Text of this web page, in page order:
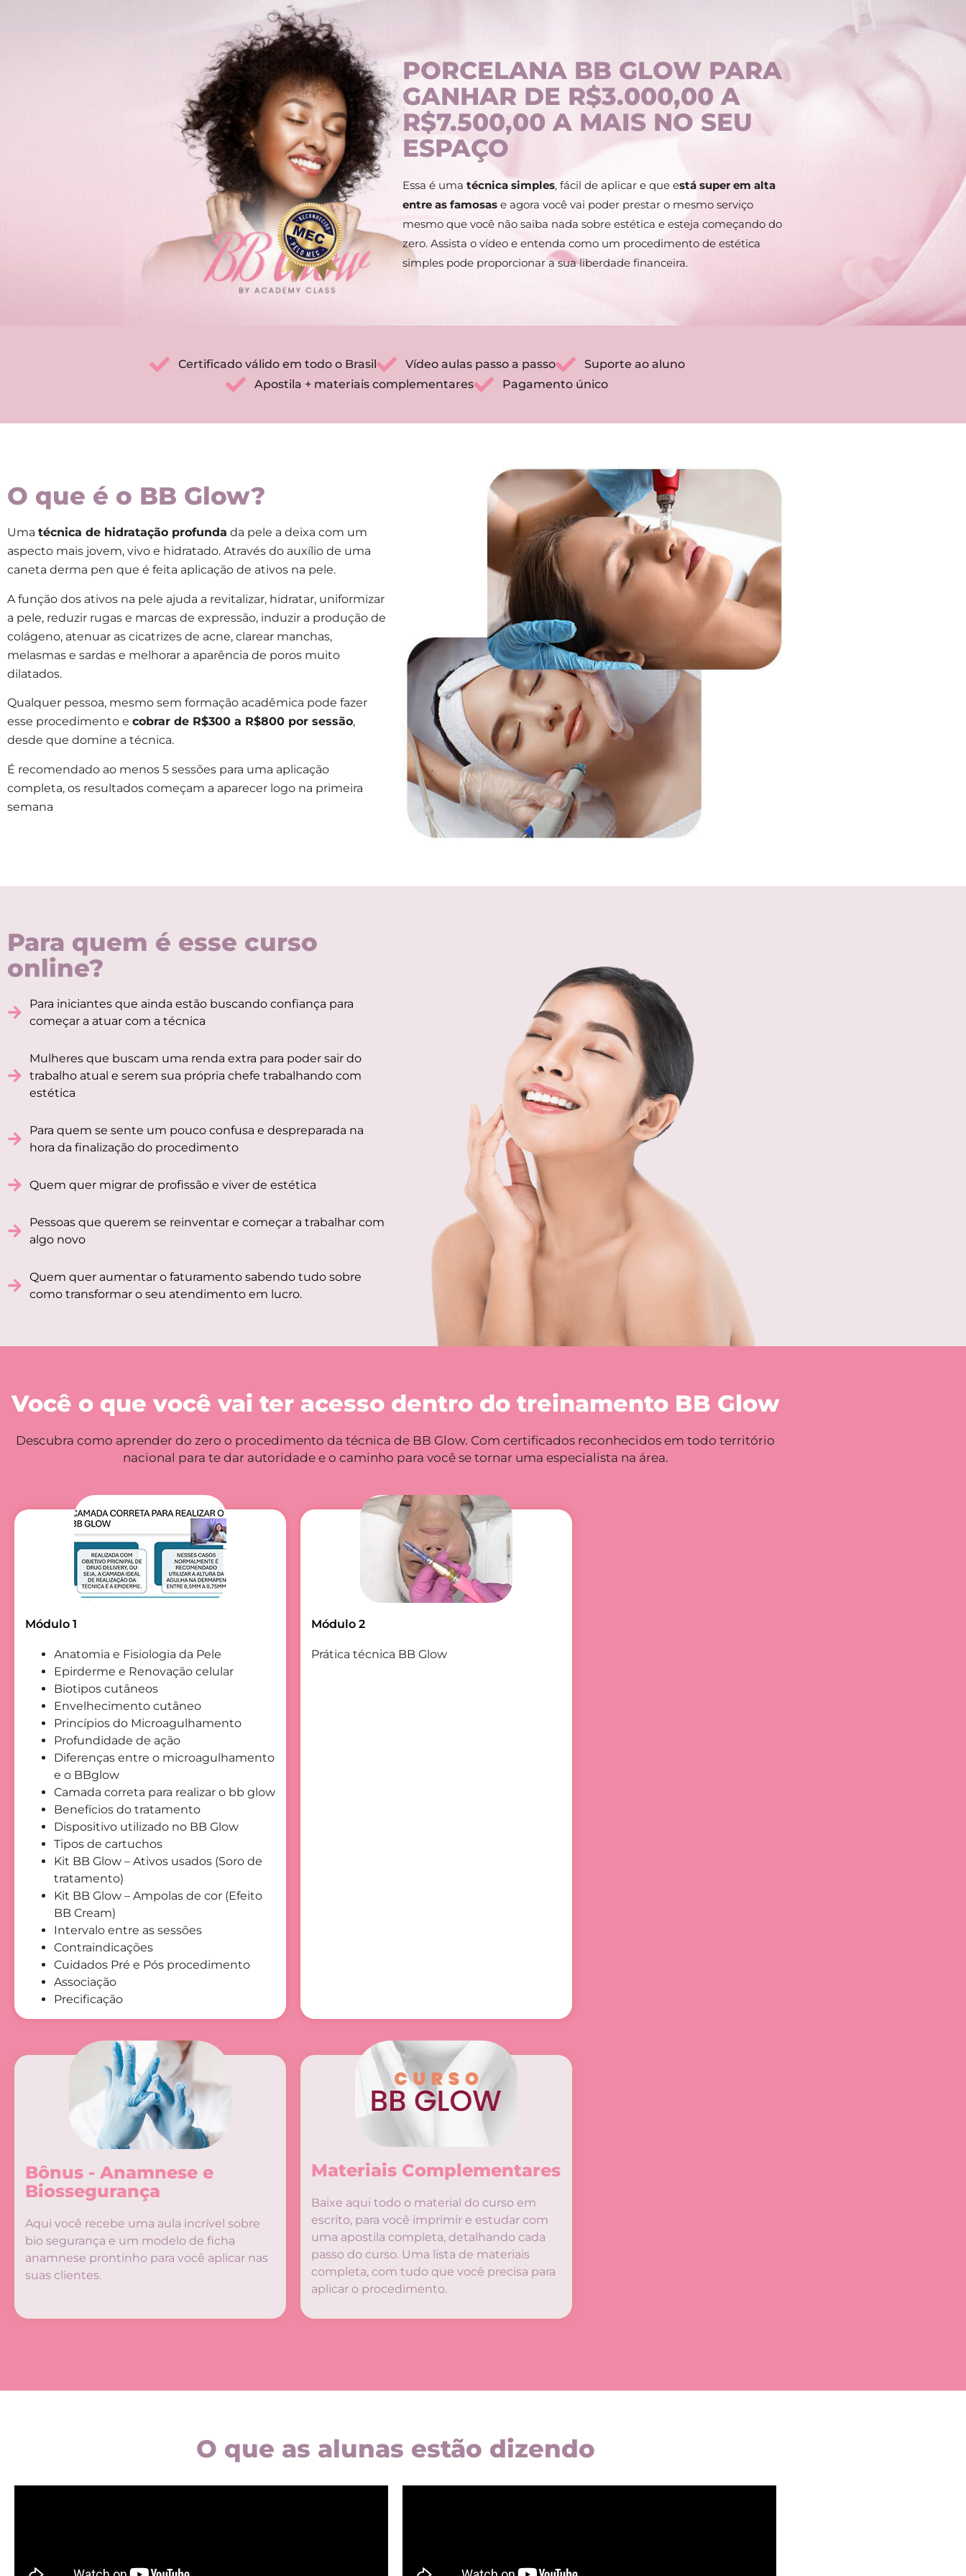
PORCELANA BB GLOW PARA
GANHAR DE R$3.000,00 A
R$7.500,00 A MAIS NO SEU
ESPAÇO
Essa é uma técnica simples, fácil de aplicar e que está super em alta
entre as famosas e agora você vai poder prestar o mesmo serviço
mesmo que você não saiba nada sobre estética e esteja começando do
zero. Assista o vídeo e entenda como um procedimento de estética
simples pode proporcionar a sua liberdade financeira.
Certificado válido em todo o Brasil Vídeo aulas passo a passo
Suporte ao aluno
Apostila + materiais complementares
Pagamento único
O que é o BB Glow?
Uma técnica de hidratação profunda da pele a deixa com um
aspecto mais jovem, vivo e hidratado. Através do auxílio de uma
caneta derma pen que é feita aplicação de ativos na pele.
A função dos ativos na pele ajuda a revitalizar, hidratar, uniformizar
a pele, reduzir rugas e marcas de expressão, induzir a produção de
colágeno, atenuar as cicatrizes de acne, clarear manchas,
melasmas e sardas e melhorar a aparência de poros muito
dilatados.
Qualquer pessoa, mesmo sem formação acadêmica pode fazer
esse procedimento e cobrar de R$300 a R$800 por sessão,
desde que domine a técnica.
É recomendado ao menos 5 sessões para uma aplicação
completa, os resultados começam a aparecer logo na primeira
semana
Para quem é esse curso
online?
Para iniciantes que ainda estão buscando confiança para
começar a atuar com a técnica
Mulheres que buscam uma renda extra para poder sair do
trabalho atual e serem sua própria chefe trabalhando com
estética
Para quem se sente um pouco confusa e despreparada na
hora da finalização do procedimento
Quem quer migrar de profissão e viver de estética
Pessoas que querem se reinventar e começar a trabalhar com
algo novo
Quem quer aumentar o faturamento sabendo tudo sobre
como transformar o seu atendimento em lucro.
Você o que você vai ter acesso dentro do treinamento BB Glow
Descubra como aprender do zero o procedimento da técnica de BB Glow. Com certificados reconhecidos em todo território
nacional para te dar autoridade e o caminho para você se tornar uma especialista na área.
Módulo 1
Anatomia e Fisiologia da Pele
Epirderme e Renovação celular
Biotipos cutâneos
Envelhecimento cutâneo
Princípios do Microagulhamento
Profundidade de ação
Diferenças entre o microagulhamento
e o BBglow
Camada correta para realizar o bb glow
Benefícios do tratamento
Dispositivo utilizado no BB Glow
Tipos de cartuchos
Kit BB Glow – Ativos usados (Soro de
tratamento)
Kit BB Glow – Ampolas de cor (Efeito
BB Cream)
Intervalo entre as sessões
Contraindicações
Cuidados Pré e Pós procedimento
Associação
Precificação
Módulo 2
Prática técnica BB Glow
Bônus - Anamnese e
Biossegurança
Aqui você recebe uma aula incrível sobre
bio segurança e um modelo de ficha
anamnese prontinho para você aplicar nas
suas clientes.
Materiais Complementares
Baixe aqui todo o material do curso em
escrito, para você imprimir e estudar com
uma apostila completa, detalhando cada
passo do curso. Uma lista de materiais
completa, com tudo que você precisa para
aplicar o procedimento.
O que as alunas estão dizendo